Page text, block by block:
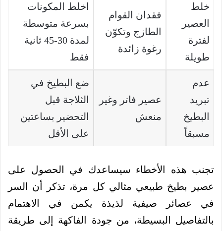
خلط
العصير
لفترة
طويلة
فقدان القوام
الطازج وتكوّن
رغوة زائدة
اخلط المكونات
بسرعة متوسطة
لمدة 30-45 ثانية
فقط
عدم
تبريد
البطيخ
مسبقاً
عصير فاتر وغير
منعش
ضع البطيخ في
الثلاجة قبل
التحضير بساعتين
على الأقل
تجنب هذه الأخطاء سيساعدك في الحصول على
عصير بطيخ طبيعي مثالي كل مرة، تذكر أن السر
في عصائر صيفية لذيذة يكمن في الاهتمام
بالتفاصيل البسيطة، من جودة الفاكهة إلى طريقة